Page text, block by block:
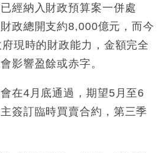
6.5萬點後回穩 全周仍升近2%
經納入財政預算案一併處
政總開支約8,000億元，而今
現時的財政能力，金額完全
影響盈餘或赤字。
在4月底通過，期望5月至6
簽訂臨時買賣合約，第三季